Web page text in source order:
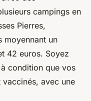
campings en
Pierres,
moyennant un
42 euros. Soyez
à condition que vos
vaccinés, avec une